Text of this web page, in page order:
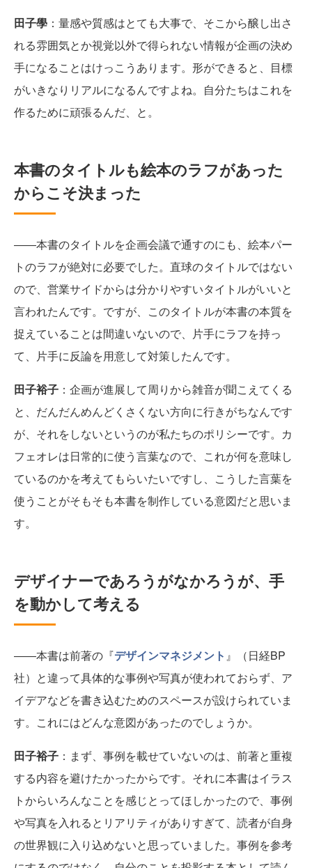
田子學 ：量感や質感はとても大事で、そこから醸し出さ
れる雰囲気とか視覚以外で得られない情報が企画の決め
手になることはけっこうあります。形ができると、目標
がいきなりリアルになるんですよね。自分たちはこれを
作るために頑張るんだ、と。
本書のタイトルも絵本のラフがあった
からこそ決まった
――本書のタイトルを企画会議で通すのにも、絵本パー
トのラフが絶対に必要でした。直球のタイトルではない
ので、営業サイドからは分かりやすいタイトルがいいと
言われたんです。ですが、このタイトルが本書の本質を
捉えていることは間違いないので、片手にラフを持っ
て、片手に反論を用意して対策したんです。
田子裕子 ：企画が進展して周りから雑音が聞こえてくる
と、だんだんめんどくさくない方向に行きがちなんです
が、それをしないというのが私たちのポリシーです。カ
フェオレは日常的に使う言葉なので、これが何を意味し
ているのかを考えてもらいたいですし、こうした言葉を
使うことがそもそも本書を制作している意図だと思いま
す。
デザイナーであろうがなかろうが、手
を動かして考える
――本書は前著の『デザインマネジメント 』（日経BP
社）と違って具体的な事例や写真が使われておらず、ア
イデアなどを書き込むためのスペースが設けられていま
す。これにはどんな意図があったのでしょうか。
田子裕子 ：まず、事例を載せていないのは、前著と重複
する内容を避けたかったからです。それに本書はイラス
トからいろんなことを感じとってほしかったので、事例
や写真を入れるとリアリティがありすぎて、読者が自身
の世界観に入り込めないと思っていました。事例を参考